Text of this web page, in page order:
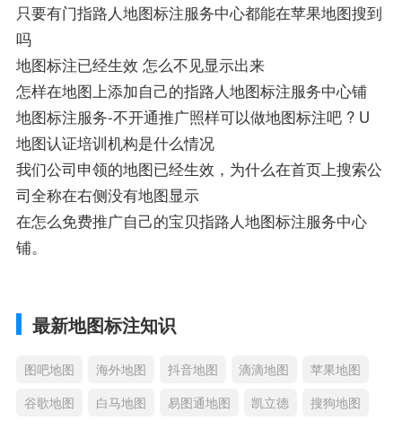
只要有门指路人地图标注服务中心都能在苹果地图搜到
吗
地图标注已经生效 怎么不见显示出来
怎样在地图上添加自己的指路人地图标注服务中心铺
地图标注服务-不开通推广照样可以做地图标注吧 ? U
地图认证培训机构是什么情况
我们公司申领的地图已经生效，为什么在首页上搜索公
司全称在右侧没有地图显示
在怎么免费推广自己的宝贝指路人地图标注服务中心
铺。
最新地图标注知识
图吧地图 海外地图 抖音地图 滴滴地图
苹果地图
谷歌地图
白马地图 易图通地图 凯立德 搜狗地图